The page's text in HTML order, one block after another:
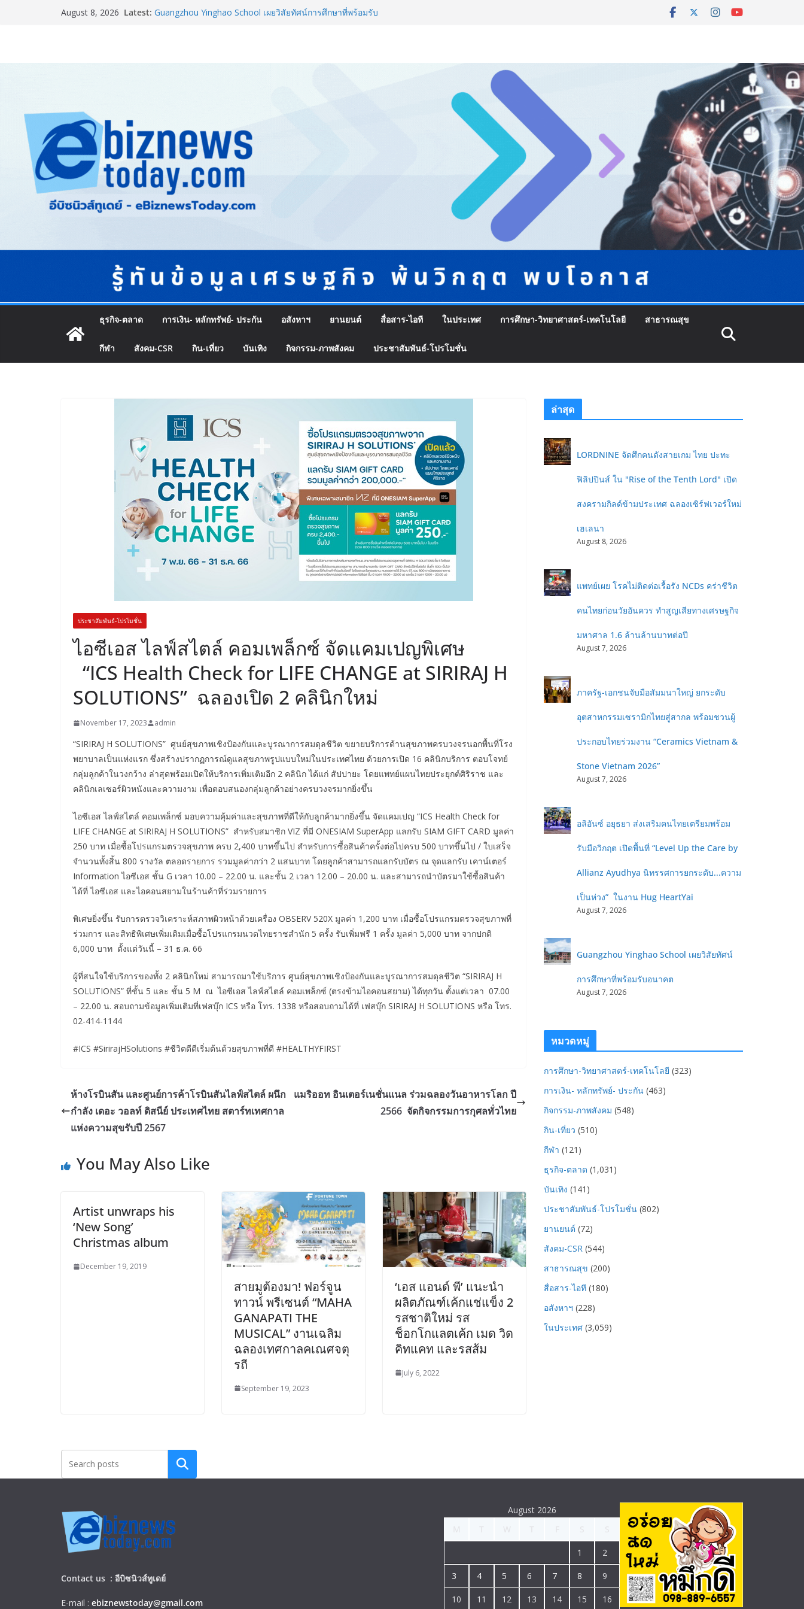
August 8, 2026 Latest: อลิอันซ์ อยุธยา ส่งเสริมคนไทยเตรียมพร้อมรับมือวิกฤต เปิดพื้นที่
“Level Up the Care by Allianz Ayudhya นิทรรศการยกระดับ…
สู่สากล พร้อมชวนผู้ประกอบไทยร่วมงาน “Ceramics Vietnam &
Stone Vietnam 2026”
ธุรกิจ-ตลาด การเงิน- หลักทรัพย์- ประกัน อสังหาฯ ยานยนต์ สื่อสาร-ไอที ในประเทศ การศึกษา-วิทยาศาสตร์-เทคโนโลยี สาธารณสุข
กีฬา สังคม-CSR กิน-เที่ยว บันเทิง กิจกรรม-ภาพสังคม ประชาสัมพันธ์-โปรโมชั่น
ประชาสัมพันธ์-โปรโมชั่น
ไอซีเอส ไลฟ์สไตล์ คอมเพล็กซ์ จัดแคมเปญพิเศษ
“ICS Health Check for LIFE CHANGE at SIRIRAJ H
SOLUTIONS” ฉลองเปิด 2 คลินิกใหม่
November 17, 2023 admin
“SIRIRAJ H SOLUTIONS” ศูนย์สุขภาพเชิงป้องกันและบูรณาการสมดุลชีวิต ขยายบริการด้านสุขภาพครบวงจรนอกพื้นที่โรง
พยาบาลเป็นแห่งแรก ซึ่งสร้างปรากฏการณ์ดูแลสุขภาพรูปแบบใหม่ในประเทศไทย ด้วยการเปิด 16 คลินิกบริการ ตอบโจทย์
กลุ่มลูกค้าในวงกว้าง ล่าสุดพร้อมเปิดให้บริการเพิ่มเติมอีก 2 คลินิก ได้แก่ สัปปายะ โดยแพทย์แผนไทยประยุกต์ศิริราช และ
คลินิกเลเซอร์ผิวหนังและความงาม เพื่อตอบสนองกลุ่มลูกค้าอย่างครบวงจรมากยิ่งขึ้น
ไอซีเอส ไลฟ์สไตล์ คอมเพล็กซ์ มอบความคุ้มค่าและสุขภาพที่ดีให้กับลูกค้ามากยิ่งขึ้น จัดแคมเปญ “ICS Health Check for
LIFE CHANGE at SIRIRAJ H SOLUTIONS” สำหรับสมาชิก VIZ ที่มี ONESIAM SuperApp แลกรับ SIAM GIFT CARD มูลค่า
250 บาท เมื่อซื้อโปรแกรมตรวจสุขภาพ ครบ 2,400 บาทขึ้นไป สำหรับการซื้อสินค้าครั้งต่อไปครบ 500 บาทขึ้นไป / ใบเสร็จ
จำนวนทั้งสิ้น 800 รางวัล ตลอดรายการ รวมมูลค่ากว่า 2 แสนบาท โดยลูกค้าสามารถแลกรับบัตร ณ จุดแลกรับ เคาน์เตอร์
Information ไอซีเอส ชั้น G เวลา 10.00 – 22.00 น. และชั้น 2 เวลา 12.00 – 20.00 น. และสามารถนำบัตรมาใช้ซื้อสินค้า
ได้ที่ ไอซีเอส และไอคอนสยามในร้านค้าที่ร่วมรายการ
พิเศษยิ่งขึ้น รับการตรวจวิเคราะห์สภาพผิวหน้าด้วยเครื่อง OBSERV 520X มูลค่า 1,200 บาท เมื่อซื้อโปรแกรมตรวจสุขภาพที่
ร่วมการ และสิทธิพิเศษเพิ่มเติมเมื่อซื้อโปรแกรมนวดไทยราชสำนัก 5 ครั้ง รับเพิ่มฟรี 1 ครั้ง มูลค่า 5,000 บาท จากปกติ
6,000 บาท ตั้งแต่วันนี้ – 31 ธ.ค. 66
ผู้ที่สนใจใช้บริการของทั้ง 2 คลินิกใหม่ สามารถมาใช้บริการ ศูนย์สุขภาพเชิงป้องกันและบูรณาการสมดุลชีวิต “SIRIRAJ H
SOLUTIONS” ที่ชั้น 5 และ ชั้น 5 M ณ ไอซีเอส ไลฟ์สไตล์ คอมเพล็กซ์ (ตรงข้ามไอคอนสยาม) ได้ทุกวัน ตั้งแต่เวลา 07.00
– 22.00 น. สอบถามข้อมูลเพิ่มเติมที่เฟสบุ๊ก ICS หรือ โทร. 1338 หรือสอบถามได้ที่ เฟสบุ๊ก SIRIRAJ H SOLUTIONS หรือ โทร.
02-414-1144
#ICS #SirirajHSolutions #ชีวิตดีดีเริ่มต้นด้วยสุขภาพที่ดี #HEALTHYFIRST
ห้างโรบินสัน และศูนย์การค้าโรบินสันไลฟ์สไตล์ ผนึก
กำลัง เดอะ วอลท์ ดิสนีย์ ประเทศไทย สตาร์ทเทศกาล
แห่งความสุขรับปี 2567
แมริออท อินเตอร์เนชั่นแนล ร่วมฉลองวันอาหารโลก ปี
2566 จัดกิจกรรมการกุศลทั่วไทย
You May Also Like
Artist unwraps his
‘New Song’
Christmas album
December 19, 2019
สายมูต้องมา! ฟอร์จูน
ทาวน์ พรีเซนต์ “MAHA
GANAPATI THE
MUSICAL” งานเฉลิม
ฉลองเทศกาลคเณศจตุ
รถี
September 19, 2023
‘เอส แอนด์ พี’ แนะนำ
ผลิตภัณฑ์เค้กแช่แข็ง 2
รสชาติใหม่ รส
ช็อกโกแลตเค้ก เมด วิด
คิทแคท และรสส้ม
July 6, 2022
ล่าสุด
LORDNINE จัดศึกคนดังสายเกม ไทย ปะทะ
ฟิลิปปินส์ ใน "Rise of the Tenth Lord" เปิด
สงครามกิลด์ข้ามประเทศ ฉลองเซิร์ฟเวอร์ใหม่
เฮเลนา
August 8, 2026
แพทย์เผย โรคไม่ติดต่อเรื้อรัง NCDs คร่าชีวิต
คนไทยก่อนวัยอันควร ทำสูญเสียทางเศรษฐกิจ
มหาศาล 1.6 ล้านล้านบาทต่อปี
August 7, 2026
ภาครัฐ-เอกชนจับมือสัมมนาใหญ่ ยกระดับ
อุตสาหกรรมเซรามิกไทยสู่สากล พร้อมชวนผู้
ประกอบไทยร่วมงาน “Ceramics Vietnam &
Stone Vietnam 2026”
August 7, 2026
อลิอันซ์ อยุธยา ส่งเสริมคนไทยเตรียมพร้อม
รับมือวิกฤต เปิดพื้นที่ “Level Up the Care by
Allianz Ayudhya นิทรรศการยกระดับ...ความ
เป็นห่วง” ในงาน Hug HeartYai
August 7, 2026
Guangzhou Yinghao School เผยวิสัยทัศน์
การศึกษาที่พร้อมรับอนาคต
August 7, 2026
หมวดหมู่
การศึกษา-วิทยาศาสตร์-เทคโนโลยี (323)
การเงิน- หลักทรัพย์- ประกัน (463)
กิจกรรม-ภาพสังคม (548)
กิน-เที่ยว (510)
กีฬา (121)
ธุรกิจ-ตลาด (1,031)
บันเทิง (141)
ประชาสัมพันธ์-โปรโมชั่น (802)
ยานยนต์ (72)
สังคม-CSR (544)
สาธารณสุข (200)
สื่อสาร-ไอที (180)
อสังหาฯ (228)
ในประเทศ (3,059)
Search
Contact us : อีบิซนิวส์ทูเดย์
E-mail : ebiznewstoday@gmail.com
August 2026
1 2
3 4 5 6 7 8 9
10 11 12 13 14 15 16